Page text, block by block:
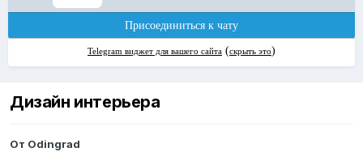
Дизайн интерьера
От Odingrad